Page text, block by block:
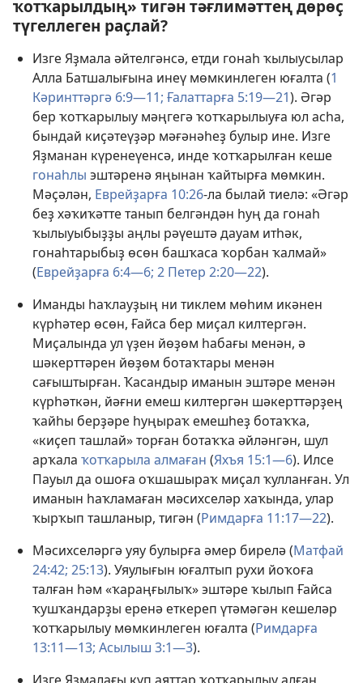
ҡотҡарылдың» тигән тәғлимәттең дөрөҫ
түгеллеген раҫлай?
Изге Яҙмала әйтелгәнсә, етди гонаһ ҡылыусылар
Алла Батшалығына инеү мөмкинлеген юғалта (1
Кәринттәргә 6:9—11; Ғалаттарға 5:19—21). Әгәр
бер ҡотҡарылыу мәңгегә ҡотҡарылыуға юл асһа,
бындай киҫәтеүҙәр мәғәнәһеҙ булыр ине. Изге
Яҙманан күренеүенсә, инде ҡотҡарылған кеше
гонаһлы эштәренә яңынан ҡайтырға мөмкин.
Мәҫәлән, Еврейҙарға 10:26-ла былай тиелә: «Әгәр
беҙ хәҡиҡәтте танып белгәндән һуң да гонаһ
ҡылыуыбыҙҙы аңлы рәүештә дауам итһәк,
гонаһтарыбыҙ өсөн башҡаса ҡорбан ҡалмай»
(Еврейҙарға 6:4—6; 2 Петер 2:20—22).
Иманды һаҡлауҙың ни тиклем мөһим икәнен
күрһәтер өсөн, Ғайса бер миҫал килтергән.
Миҫалында ул үҙен йөҙөм һабағы менән, ә
шәкерттәрен йөҙөм ботаҡтары менән
сағыштырған. Ҡасандыр иманын эштәре менән
күрһәткән, йәғни емеш килтергән шәкерттәрҙең
ҡайһы берҙәре һуңыраҡ емешһеҙ ботаҡҡа,
«киҫеп ташлай» торған ботаҡҡа әйләнгән, шул
арҡала ҡотҡарыла алмаған (Яхъя 15:1—6). Илсе
Пауыл да ошоға оҡшашыраҡ миҫал ҡулланған. Ул
иманын һаҡламаған мәсихселәр хаҡында, улар
ҡырҡып ташланыр, тигән (Римдарға 11:17—22).
Мәсихселәргә уяу булырға әмер бирелә (Матфай
24:42; 25:13). Уяулығын юғалтып рухи йоҡоға
талған һәм «ҡараңғылыҡ» эштәре ҡылып Ғайса
ҡушҡандарҙы еренә еткереп үтәмәгән кешеләр
ҡотҡарылыу мөмкинлеген юғалта (Римдарға
13:11—13; Асылыш 3:1—3).